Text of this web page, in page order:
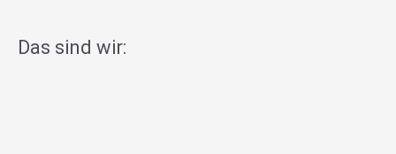
Das sind wir: